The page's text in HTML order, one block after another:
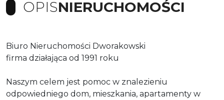
OPISNIERUCHOMOŚCI
Biuro Nieruchomości Dworakowski
firma działająca od 1991 roku
Naszym celem jest pomoc w znalezieniu
odpowiedniego dom, mieszkania, apartamenty w